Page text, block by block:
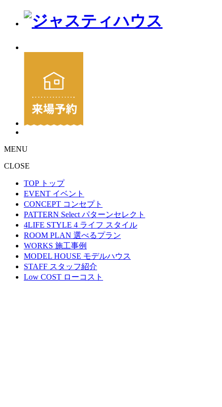
MENU
CLOSE
TOP トップ
EVENT イベント
CONCEPT コンセプト
PATTERN Select パターンセレクト
4LIFE STYLE 4 ライフ スタイル
ROOM PLAN 選べるプラン
WORKS 施工事例
MODEL HOUSE モデルハウス
STAFF スタッフ紹介
Low COST ローコスト